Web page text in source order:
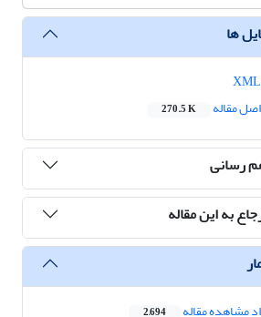
ها
اصل مقاله
270.5 K
رسانی
به این مقاله
مشاهده مقاله 2,694